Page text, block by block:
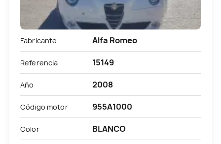
Fabricante Alfa Romeo
Referencia 15149
Año 2008
Código motor 955A1000
Color BLANCO